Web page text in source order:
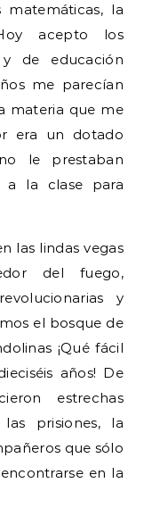
matemáticas, la
acepto los
de educación
me parecían
materia que me
era un dotado
le prestaban
a la clase para
las lindas vegas
del fuego,
y
el bosque de
¡Qué fácil
años! De
estrechas
prisiones, la
que sólo
en la